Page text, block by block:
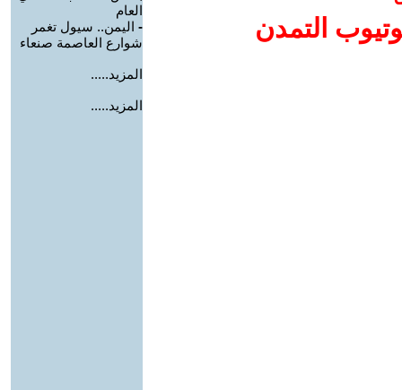
التمدن
العام
- اليمن.. سيول تغمر
شوارع العاصمة صنعاء
المزيد.....
المزيد.....